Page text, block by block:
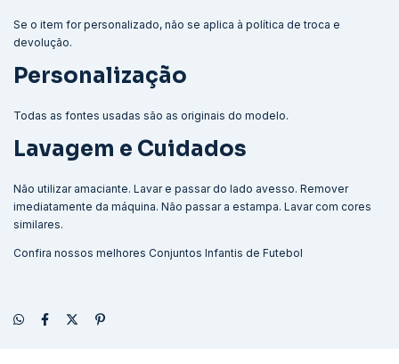
Se o item for personalizado, não se aplica à política de troca e
devolução.
Personalização
Todas as fontes usadas são as originais do modelo.
Lavagem e Cuidados
Não utilizar amaciante. Lavar e passar do lado avesso. Remover
imediatamente da máquina. Não passar a estampa. Lavar com cores
similares.
Confira nossos melhores Conjuntos Infantis de Futebol